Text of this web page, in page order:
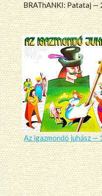
BRAThANKI: Patataj —
Az igazmondó juhász —